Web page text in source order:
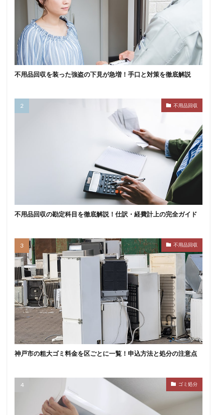
不用品回収を装った強盗の下見が急増！手口と対策を徹底解説
不用品回収
不用品回収の勘定科目を徹底解説！仕訳・経費計上の完全ガイド
不用品回収
神戸市の粗大ゴミ料金を区ごとに一覧！申込方法と処分の注意点
ゴミ処分